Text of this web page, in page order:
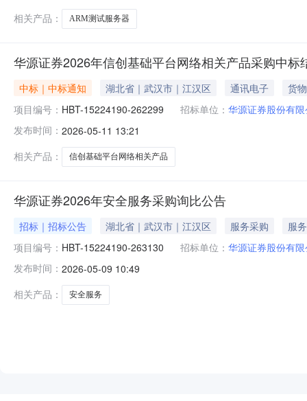
相关产品：
ARM测试服务器
华源证券2026年信创基础平台网络相关产品采购中标
中标｜中标通知 湖北省｜武汉市｜江汉区 通讯电子
货物
项目编号： HBT-15224190-262299 招标单位： 华源证券股份有
发布时间： 2026-05-11 13:21
相关产品：
信创基础平台网络相关产品
华源证券2026年安全服务采购询比公告
招标｜招标公告 湖北省｜武汉市｜江汉区 服务采购
服务
项目编号： HBT-15224190-263130 招标单位： 华源证券股份有
发布时间： 2026-05-09 10:49
相关产品：
安全服务